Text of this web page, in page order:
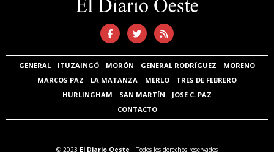
GENERAL ITUZAINGÓ MORÓN GENERAL RODRÍGUEZ
MORENO
MARCOS PAZ
LA MATANZA MERLO
TRES DE FEBRERO
HURLINGHAM
SAN MARTÍN
JOSE C. PAZ
CONTACTO
© 2023 El Diario Oeste | Todos los derechos reservados